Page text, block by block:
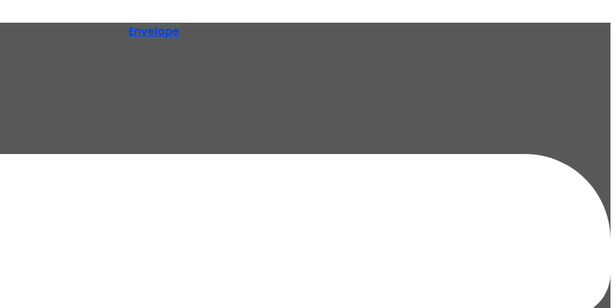
Envelope